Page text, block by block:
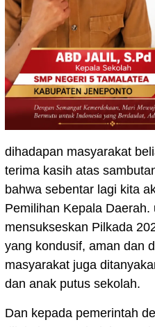
dihadapan masyarakat
terima kasih atas
bahwa sebentar lagi kita
Pemilihan Kepala
mensukseskan Pilkada
yang kondusif, aman dan
masyarakat juga
dan anak putus sekolah.
Dan kepada pemerintah